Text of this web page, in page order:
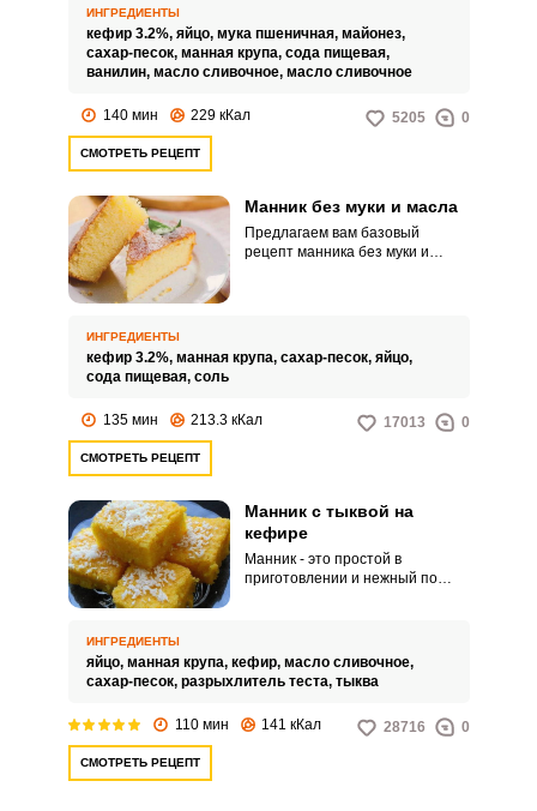
ИНГРЕДИЕНТЫ
кефир 3.2%, яйцо, мука пшеничная, майонез,
сахар-песок, манная крупа, сода пищевая,
ванилин, масло сливочное, масло сливочное
140 мин 229 кКал 5205 0
СМОТРЕТЬ РЕЦЕПТ
Манник без муки и масла
Предлагаем вам базовый
рецепт манника без муки и
ИНГРЕДИЕНТЫ
кефир 3.2%, манная крупа, сахар-песок, яйцо,
сода пищевая, соль
135 мин 213.3 кКал 17013 0
СМОТРЕТЬ РЕЦЕПТ
Манник с тыквой на
кефире
Манник - это простой в
приготовлении и нежный по
солнечный цвет и содержит
множество витаминов, так
необходимых нам осенью.
ИНГРЕДИЕНТЫ
яйцо, манная крупа, кефир, масло сливочное,
сахар-песок, разрыхлитель теста, тыква
110 мин 141 кКал 28716 0
СМОТРЕТЬ РЕЦЕПТ